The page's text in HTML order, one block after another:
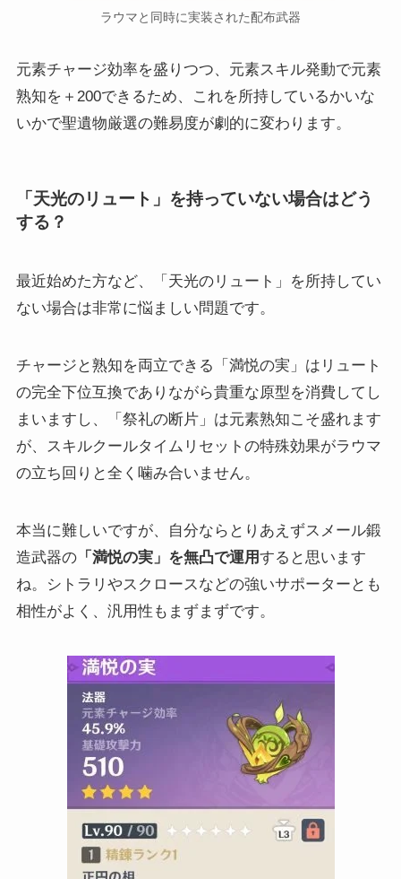
ラウマと同時に実装された配布武器
元素チャージ効率を盛りつつ、元素スキル発動で元素
熟知を＋200できるため、これを所持しているかいな
いかで聖遺物厳選の難易度が劇的に変わります。
「天光のリュート」を持っていない場合はどう
する？
最近始めた方など、「天光のリュート」を所持してい
ない場合は非常に悩ましい問題です。
チャージと熟知を両立できる「満悦の実」はリュート
の完全下位互換でありながら貴重な原型を消費してし
まいますし、「祭礼の断片」は元素熟知こそ盛れます
が、スキルクールタイムリセットの特殊効果がラウマ
の立ち回りと全く噛み合いません。
本当に難しいですが、自分ならとりあえずスメール鍛
造武器の「満悦の実」を無凸で運用すると思います
ね。シトラリやスクロースなどの強いサポーターとも
相性がよく、汎用性もまずまずです。